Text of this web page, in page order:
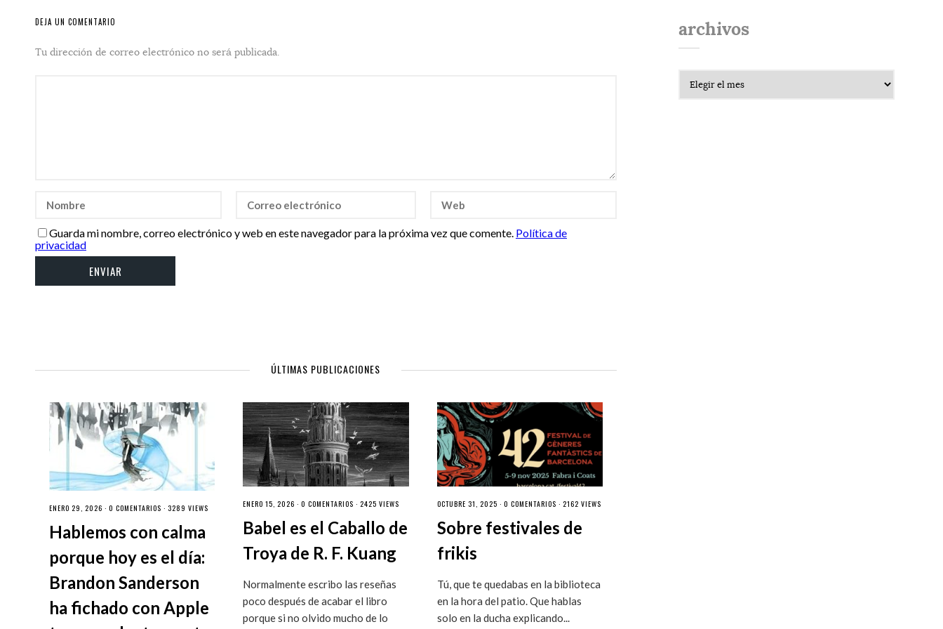
DEJA UN COMENTARIO
Tu dirección de correo electrónico no será publicada.
Guarda mi nombre, correo electrónico y web en este navegador para la próxima vez que comente. Política de
privacidad
ÚLTIMAS PUBLICACIONES
ENERO 29, 2026 · 0 COMENTARIOS · 3289 VIEWS
Hablemos con calma
porque hoy es el día:
Brandon Sanderson
ha fichado con Apple
ENERO 15, 2026 ·0 COMENTARIOS · 2425 VIEWS
Babel es el Caballo de
Troya de R. F. Kuang
Normalmente escribo las reseñas
poco después de acabar el libro
porque si no olvido mucho de lo
OCTUBRE 31, 2025 · 0 COMENTARIOS · 2162 VIEWS
Sobre festivales de
frikis
Tú, que te quedabas en la biblioteca
en la hora del patio. Que hablas
solo en la ducha explicando...
archivos